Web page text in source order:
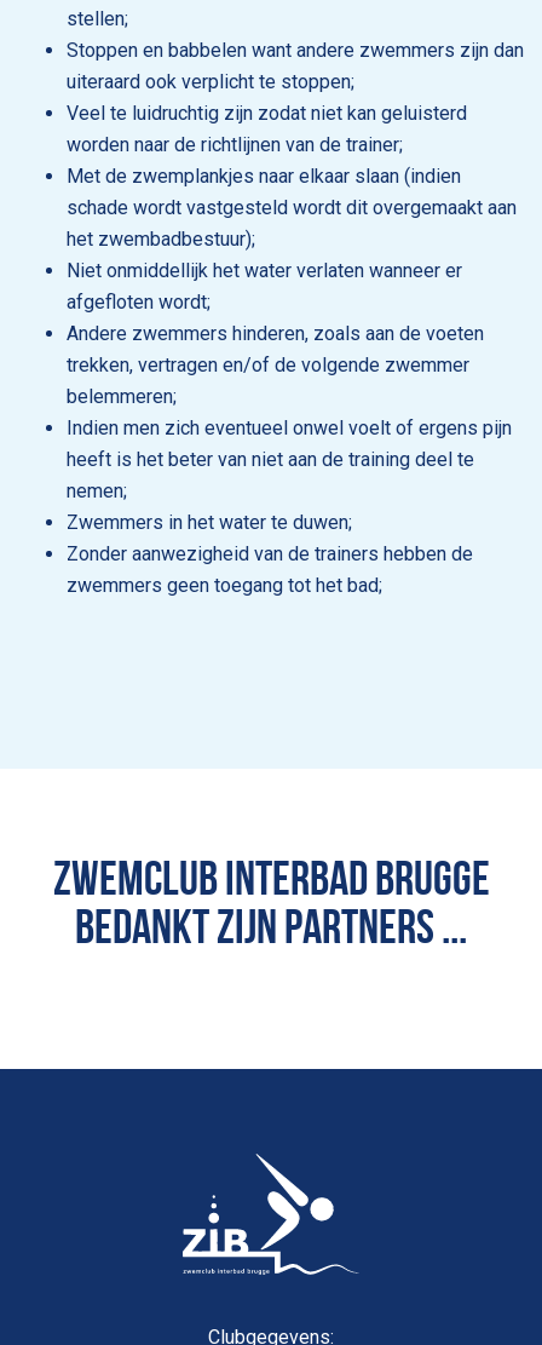
stellen;
Stoppen en babbelen want andere zwemmers zijn dan
uiteraard ook verplicht te stoppen;
Veel te luidruchtig zijn zodat niet kan geluisterd
worden naar de richtlijnen van de trainer;
Met de zwemplankjes naar elkaar slaan (indien
schade wordt vastgesteld wordt dit overgemaakt aan
het zwembadbestuur);
Niet onmiddellijk het water verlaten wanneer er
afgefloten wordt;
Andere zwemmers hinderen, zoals aan de voeten
trekken, vertragen en/of de volgende zwemmer
belemmeren;
Indien men zich eventueel onwel voelt of ergens pijn
heeft is het beter van niet aan de training deel te
nemen;
Zwemmers in het water te duwen;
Zonder aanwezigheid van de trainers hebben de
zwemmers geen toegang tot het bad;
ZWEMCLUB INTERBAD BRUGGE
BEDANKT ZIJN PARTNERS ...
Clubgegevens: